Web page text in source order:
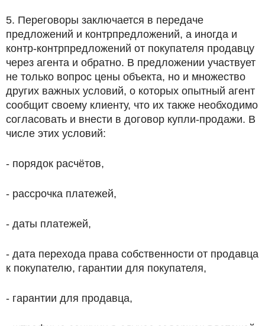
5. Переговоры заключается в передаче
предложений и контрпредложений, а иногда и
контр-контрпредложений от покупателя продавцу
через агента и обратно. В предложении участвует
не только вопрос цены объекта, но и множество
других важных условий, о которых опытный агент
сообщит своему клиенту, что их также необходимо
согласовать и внести в договор купли-продажи. В
числе этих условий:
- порядок расчётов,
- рассрочка платежей,
- даты платежей,
- дата перехода права собственности от продавца
к покупателю, гарантии для покупателя,
- гарантии для продавца,